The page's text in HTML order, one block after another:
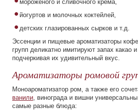
мороженого и сливочного крема,
йогуртов и молочных коктейлей,
детских глазированных сырков и т.д.
Эссенции и пищевые ароматизаторы
групп деликатно имитируют запах какао
подчеркивая их удивительный вкус.
Ароматизаторы ромовой
Моноароматизатор ром, а также его
ванили , винограда и вишни
самые разные блюда: